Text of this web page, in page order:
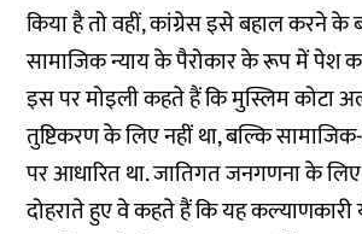
किया है तो वहीं, कांग्रेस इसे बहाल करने के
सामाजिक न्याय के पैरोकार के रूप में पेश
इस पर मोइली कहते हैं कि मुस्लिम कोटा
तुष्टिकरण के लिए नहीं था, बल्कि
पर आधारित था. जातिगत जनगणना के लिए
दोहराते हुए वे कहते हैं कि यह कल्याणकारी